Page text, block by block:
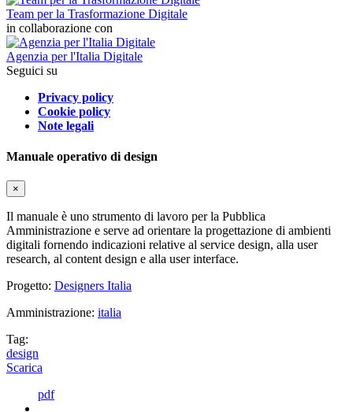
Team per la Trasformazione Digitale
in collaborazione con
Agenzia per l'Italia Digitale
Seguici su
Privacy policy
Cookie policy
Note legali
Manuale operativo di design
×
Il manuale è uno strumento di lavoro per la Pubblica
Amministrazione e serve ad orientare la progettazione di ambienti
digitali fornendo indicazioni relative al service design, alla user
research, al content design e alla user interface.
Progetto: Designers Italia
Amministrazione: italia
Tag:
design
Scarica
pdf